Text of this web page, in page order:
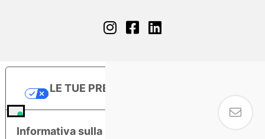
Informativa sulla raccolta
LE TUE PREFERENZE RELATIVE ALLA